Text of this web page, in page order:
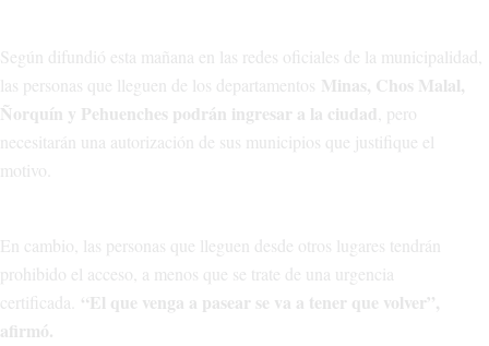
Según difundió esta mañana en las redes oficiales de la municipalidad,
las personas que lleguen de los departamentos Minas, Chos Malal,
Ñorquín y Pehuenches podrán ingresar a la ciudad , pero
necesitarán una autorización de sus municipios que justifique el
motivo.
En cambio, las personas que lleguen desde otros lugares tendrán
prohibido el acceso, a menos que se trate de una urgencia
certificada. “El que venga a pasear se va a tener que volver”,
afirmó.